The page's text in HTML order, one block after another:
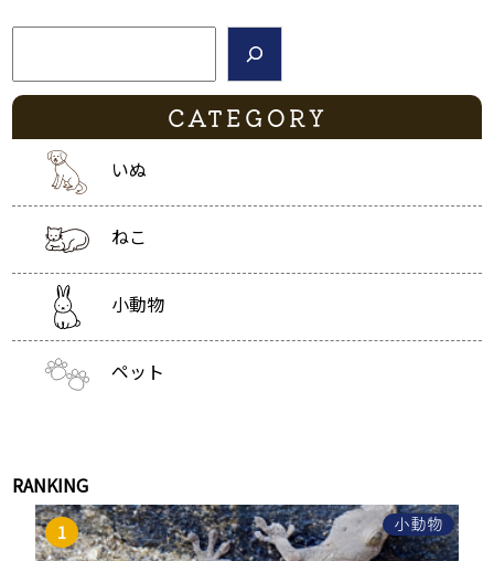
検索
CATEGORY
いぬ
ねこ
小動物
ペット
RANKING
小動物